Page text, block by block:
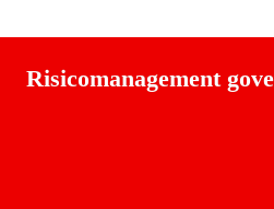
Risicomanagement